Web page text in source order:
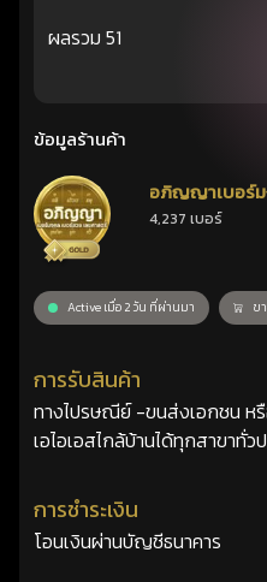
ผลรวม 51
ข้อมูลร้านค้า
อภิญญาเบอร์ม
เลขศาสตร์
4,237 เบอร์
Active เมื่อ 2 วัน ที่ผ่านมา ข
การรับสินค้า
ทางไปรษณีย์ -ขนส่งเอกชน ห
เอไอเอสไกล้บ้านได้ทุกสาขาทั่ว
การชำระเงิน
โอนเงินผ่านบัญชีธนาคาร